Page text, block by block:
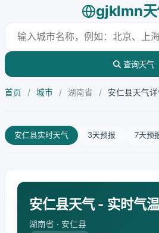
gjklmn天
查询天气
首页 / 城市 / 湖南省 / 安仁县天气详
安仁县实时天气 3天预报 7天预
安仁县天气 - 实时气
湖南省 · 安仁县